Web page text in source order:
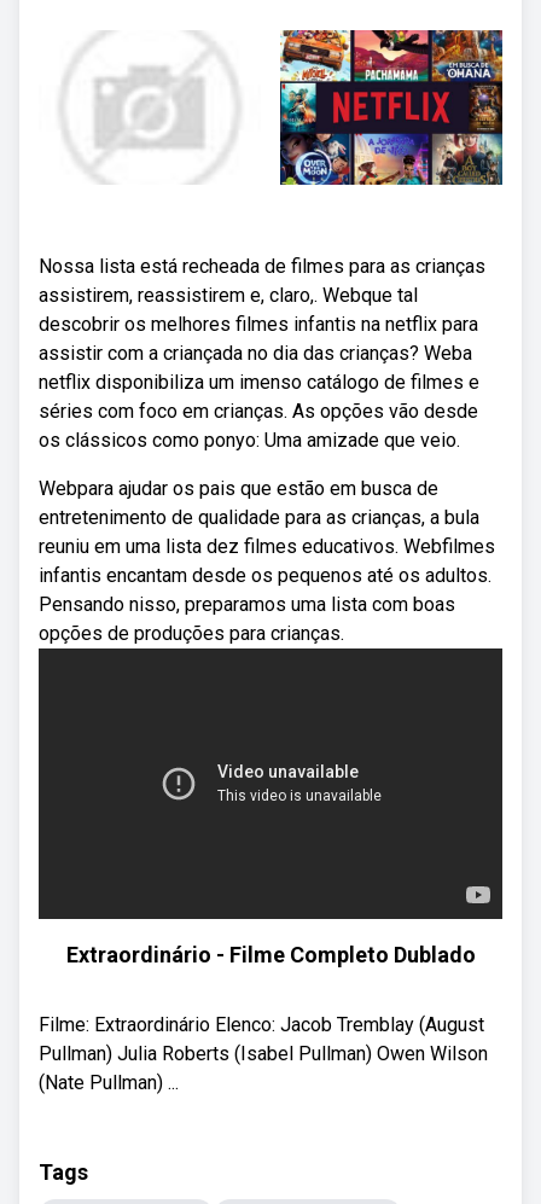
Nossa lista está recheada de filmes para as crianças
assistirem, reassistirem e, claro,. Webque tal
descobrir os melhores filmes infantis na netflix para
assistir com a criançada no dia das crianças? Weba
netflix disponibiliza um imenso catálogo de filmes e
séries com foco em crianças. As opções vão desde
os clássicos como ponyo: Uma amizade que veio.
Webpara ajudar os pais que estão em busca de
entretenimento de qualidade para as crianças, a bula
reuniu em uma lista dez filmes educativos. Webfilmes
infantis encantam desde os pequenos até os adultos.
Pensando nisso, preparamos uma lista com boas
opções de produções para crianças.
Extraordinário - Filme Completo Dublado
Filme: Extraordinário Elenco: Jacob Tremblay (August
Pullman) Julia Roberts (Isabel Pullman) Owen Wilson
(Nate Pullman) ...
Tags